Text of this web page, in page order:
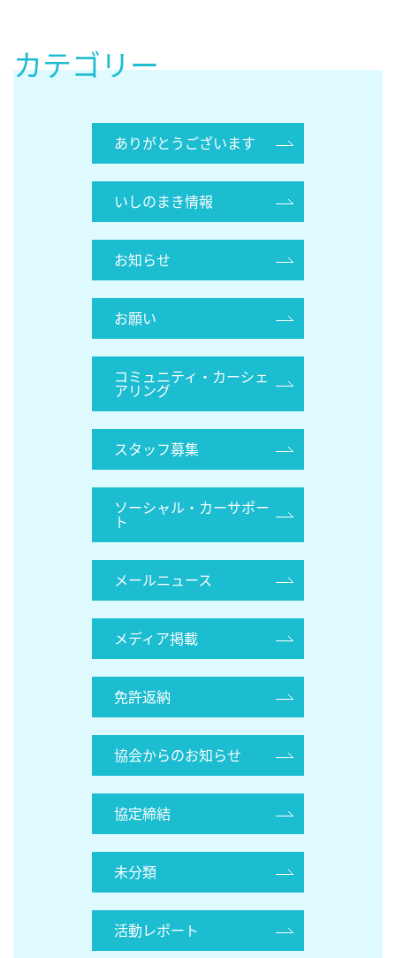
カテゴリー
ありがとうございます
いしのまき情報
お知らせ
お願い
コミュニティ・カーシェ
アリング
スタッフ募集
ソーシャル・カーサポー
ト
メールニュース
メディア掲載
免許返納
協会からのお知らせ
協定締結
未分類
活動レポート